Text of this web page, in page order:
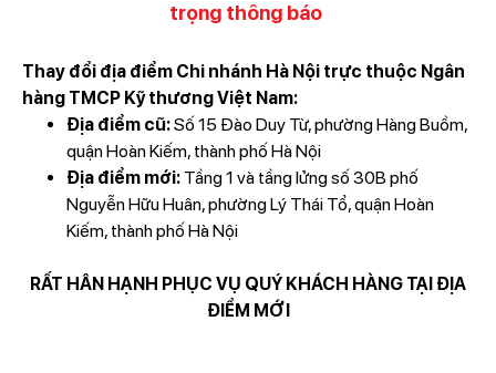
trọng thông báo
Thay đổi địa điểm Chi nhánh Hà Nội trực thuộc Ngân
hàng TMCP Kỹ thương Việt Nam:
Địa điểm cũ:Số 15 Đào Duy Từ, phường Hàng Buồm,
quận Hoàn Kiếm, thành phố Hà Nội
Địa điểm mới:Tầng 1 và tầng lửng số 30B phố
Nguyễn Hữu Huân, phường Lý Thái Tổ, quận Hoàn
Kiếm, thành phố Hà Nội
RẤT HÂN HẠNH PHỤC VỤ QUÝ KHÁCH HÀNG TẠI ĐỊA
ĐIỂM MỚI